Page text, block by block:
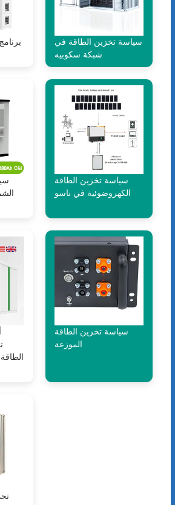
سياسة تخزين الطاقة في
شبكة سكوبيه
سياسة تخزين الطاقة
الكهروضوئية في ناسو
سياسة تخزين الطاقة
الموزعة